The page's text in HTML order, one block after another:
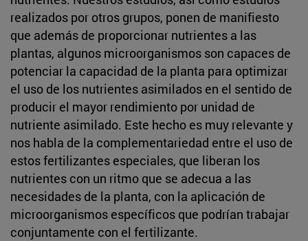
realizados por otros grupos, ponen de manifiesto
que además de proporcionar nutrientes a las
plantas, algunos microorganismos son capaces de
potenciar la capacidad de la planta para optimizar
el uso de los nutrientes asimilados en el sentido de
producir el mayor rendimiento por unidad de
nutriente asimilado. Este hecho es muy relevante y
nos habla de la complementariedad entre el uso de
estos fertilizantes especiales, que liberan los
nutrientes con un ritmo que se adecua a las
necesidades de la planta, con la aplicación de
microorganismos específicos que podrían trabajar
conjuntamente con el fertilizante.